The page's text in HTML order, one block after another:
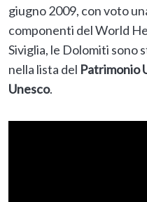
giugno 2009, con voto
componenti del World
Siviglia, le Dolomiti
nella lista del Patrimonio
Unesco.